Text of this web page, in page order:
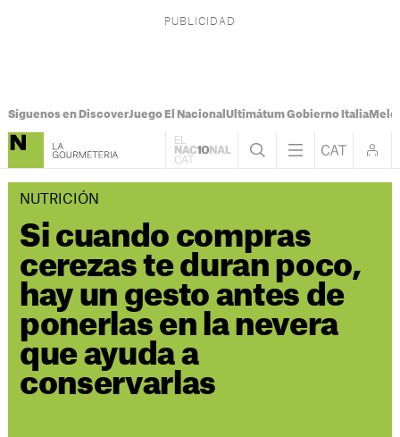
Síguenos en DiscoverJuego El Nacional Ultimátum Gobierno Italia
NUTRICIÓN
Si cuando compras
cerezas te duran poco,
hay un gesto antes de
ponerlas en la nevera
que ayuda a
conservarlas